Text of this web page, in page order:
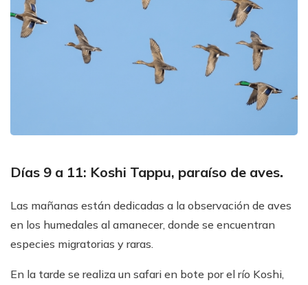
Días 9 a 11: Koshi Tappu, paraíso de aves.
Las mañanas están dedicadas a la observación de aves
en los humedales al amanecer, donde se encuentran
especies migratorias y raras.
En la tarde se realiza un safari en bote por el río Koshi,